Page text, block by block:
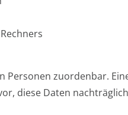
Personen zuordenbar.
diese Daten